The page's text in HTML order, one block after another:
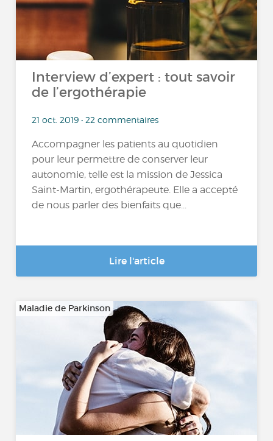
Interview d’expert : tout savoir
de l’ergothérapie
21 oct. 2019 • 22 commentaires
Accompagner les patients au quotidien
pour leur permettre de conserver leur
autonomie, telle est la mission de Jessica
Saint-Martin, ergothérapeute. Elle a accepté
de nous parler des bienfaits que...
Lire l'article
Maladie de Parkinson